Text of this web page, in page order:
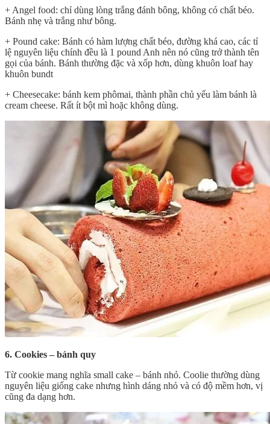
+ Angel food: chỉ dùng lòng trắng đánh bông, không có chất béo.
Bánh nhẹ và trắng như bông.
+ Pound cake: Bánh có hàm lượng chất béo, đường khá cao, các tỉ
lệ nguyên liệu chính đều là 1 pound Anh nên nó cũng trở thành tên
gọi của bánh. Bánh thường đặc và xốp hơn, dùng khuôn loaf hay
khuôn bundt
+ Cheesecake: bánh kem phômai, thành phần chủ yếu làm bánh là
cream cheese. Rất ít bột mì hoặc không dùng.
6. Cookies – bánh quy
Từ cookie mang nghĩa small cake – bánh nhỏ. Coolie thường dùng
nguyên liệu giống cake nhưng hình dáng nhỏ và có độ mềm hơn, vị
cũng đa dạng hơn.